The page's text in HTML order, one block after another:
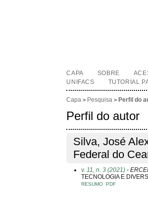
CAPA SOBRE
UNIFACS
TUTORIAL
Capa > Pesquisa > Perfil do
Perfil do autor
Silva, José
Federal do
v. 11, n. 3 (2021) -
TECNOLOGIA E
RESUMO PDF